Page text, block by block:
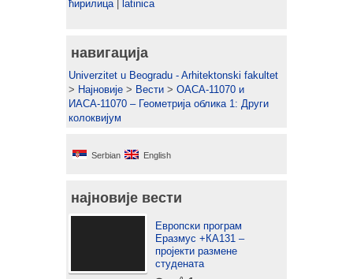
ћирилица| latinica
навигација
Univerzitet u Beogradu - Arhitektonski fakultet
> Најновије > Вести > ОАСА-11070 и
ИАСА-11070 – Геометрија облика 1: Други
колоквијум
Serbian English
најновије вести
Европски програм
Еразмус +КА131 –
пројекти размене
студената